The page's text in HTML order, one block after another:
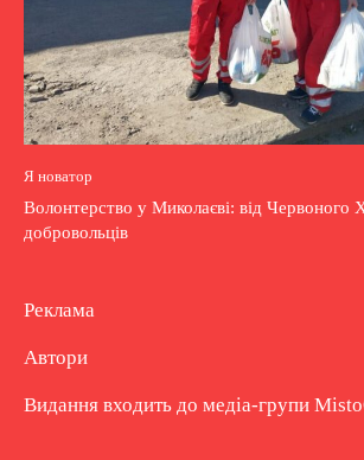
Я новатор
Волонтерство у Миколаєві: від Червоного
добровольців
Реклама
Автори
Видання входить до медіа-групи